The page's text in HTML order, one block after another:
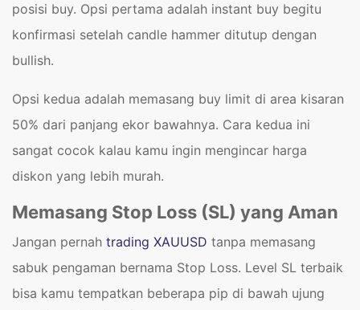
posisi buy. Opsi pertama adalah instant buy begitu
konfirmasi setelah candle hammer ditutup dengan
bullish.
Opsi kedua adalah memasang buy limit di area kisaran
50% dari panjang ekor bawahnya. Cara kedua ini
sangat cocok kalau kamu ingin mengincar harga
diskon yang lebih murah.
Memasang Stop Loss (SL) yang Aman
Jangan pernah trading XAUUSD tanpa memasang
sabuk pengaman bernama Stop Loss. Level SL terbaik
bisa kamu tempatkan beberapa pip di bawah ujung